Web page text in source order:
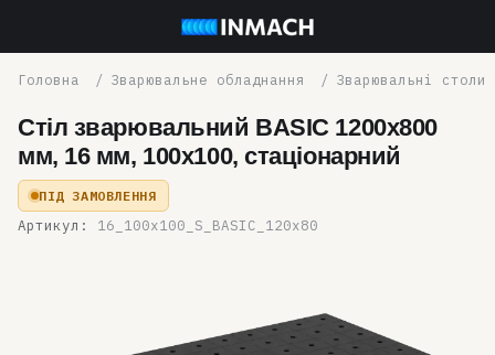
Зварювальне обладнання Зварювальні столи
Стіл зварювальний BASIC 1200x800
мм, 16 мм, 100x100, стаціонарний
ПІД ЗАМОВЛЕННЯ
Артикул: 16_100x100_S_BASIC_120x80